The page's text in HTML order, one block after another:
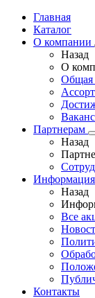
Главная
Каталог
О компании
Назад
О
Общая
Партнерам
Назад
Информация
Назад
Все
Контакты